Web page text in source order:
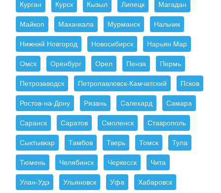
Курган Курск Кызыл Липецк Магадан
Майкоп Махачкала Мурманск Нальчик
Нижний Новгород Новосибирск Нарьян Мар
Омск Оренбург Орел Пенза Пермь
Петрозаводск Петропавловск-Камчатский Псков
Ростов-на-Дону Рязань Салехард Самара
Саранск Саратов Смоленск Ставрополь
Сыктывкар Тамбов Тверь Томск Тула
Тюмень Челябинск Черкесск Чита
Улан-Удэ Ульяновск Уфа Хабаровск